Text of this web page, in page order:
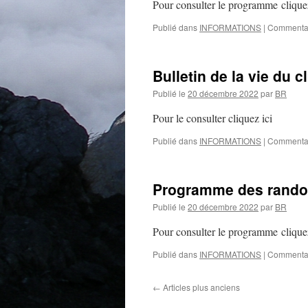
Pour consulter le programme
Publié dans INFORMATIONS |
Bulletin de la vie du
Publié le 20 décembre 2022 par BR
Pour le consulter cliquez ici
Publié dans INFORMATIONS |
Programme des
Publié le 20 décembre 2022 par BR
Pour consulter le programme
Publié dans INFORMATIONS |
← Articles plus anciens